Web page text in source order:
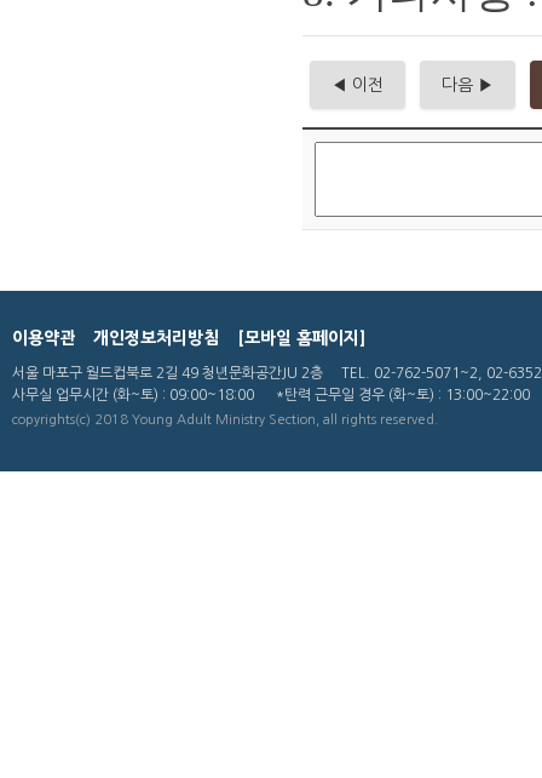
◀ 이전 다음 ▶
이용약관 개인정보처리방침 [모바일 홈페이지]
서울 마포구 월드컵북로 2길 49 청년문화공간JU 2층
TEL. 02-762-5071~2, 02-
사무실 업무시간 (화~토) : 09:00~18:00 *탄력 근무일 경우 (화~토) : 13:00~22:00
copyrights(c) 2018 Young Adult Ministry Section, all rights reserved.